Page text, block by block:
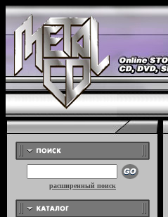
расширенный поиск